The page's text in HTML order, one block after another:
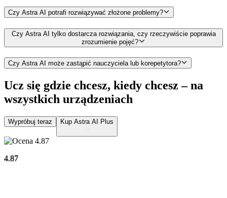
Czy Astra AI potrafi rozwiązywać złożone problemy?
Czy Astra AI tylko dostarcza rozwiązania, czy rzeczywiście poprawia
zrozumienie pojęć?
Czy Astra AI może zastąpić nauczyciela lub korepetytora?
Ucz się gdzie chcesz, kiedy chcesz –na
wszystkich urządzeniach
Wypróbuj teraz Kup Astra AI Plus
4.87